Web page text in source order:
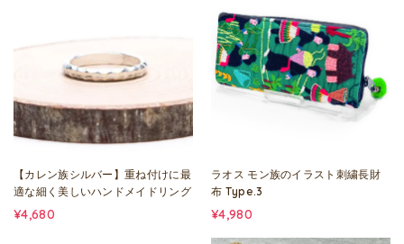
【カレン族シルバー】重ね付けに最
適な細く美しいハンドメイドリング
¥4,680
ラオス モン族のイラスト刺繍長財
布 Type.3
¥4,980